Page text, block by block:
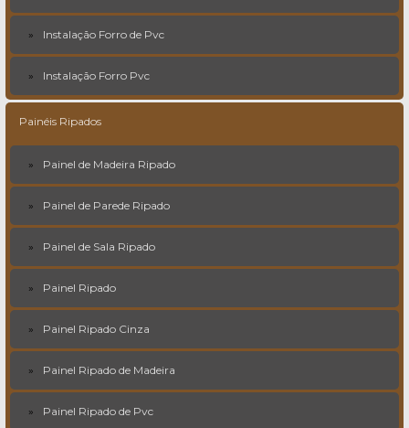
Instalação Forro de Pvc
Instalação Forro Pvc
Painéis Ripados
Painel de Madeira Ripado
Painel de Parede Ripado
Painel de Sala Ripado
Painel Ripado
Painel Ripado Cinza
Painel Ripado de Madeira
Painel Ripado de Pvc